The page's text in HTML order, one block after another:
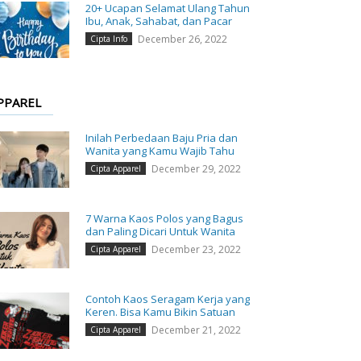
20+ Ucapan Selamat Ulang Tahun
Ibu, Anak, Sahabat, dan Pacar
Cipta Info December 26, 2022
Inilah Perbedaan Baju Pria dan
Wanita yang Kamu Wajib Tahu
Cipta Apparel December 29, 2022
7 Warna Kaos Polos yang Bagus
dan Paling Dicari Untuk Wanita
Cipta Apparel December 23, 2022
Contoh Kaos Seragam Kerja yang
Keren. Bisa Kamu Bikin Satuan
Cipta Apparel December 21, 2022